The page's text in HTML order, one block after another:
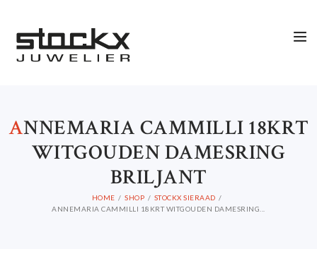
ANNEMARIA CAMMILLI 18KRT
WITGOUDEN DAMESRING
BRILJANT
HOME SHOP
STOCKX SIERAAD
ANNEMARIA CAMMILLI 18KRT WITGOUDEN DAMESRING...